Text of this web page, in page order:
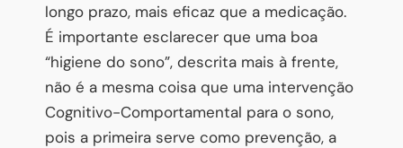
longo prazo, mais eficaz que a medicação.
É importante esclarecer que uma boa
“higiene do sono”, descrita mais à frente,
não é a mesma coisa que uma intervenção
Cognitivo-Comportamental para o sono,
pois a primeira serve como prevenção, a